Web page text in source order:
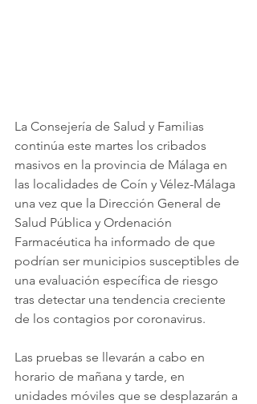
La Consejería de Salud y Familias
continúa este martes los cribados
masivos en la provincia de Málaga en
las localidades de Coín y Vélez-Málaga
una vez que la Dirección General de
Salud Pública y Ordenación
Farmacéutica ha informado de que
podrían ser municipios susceptibles de
una evaluación específica de riesgo
tras detectar una tendencia creciente
de los contagios por coronavirus.
Las pruebas se llevarán a cabo en
horario de mañana y tarde, en
unidades móviles que se desplazarán a